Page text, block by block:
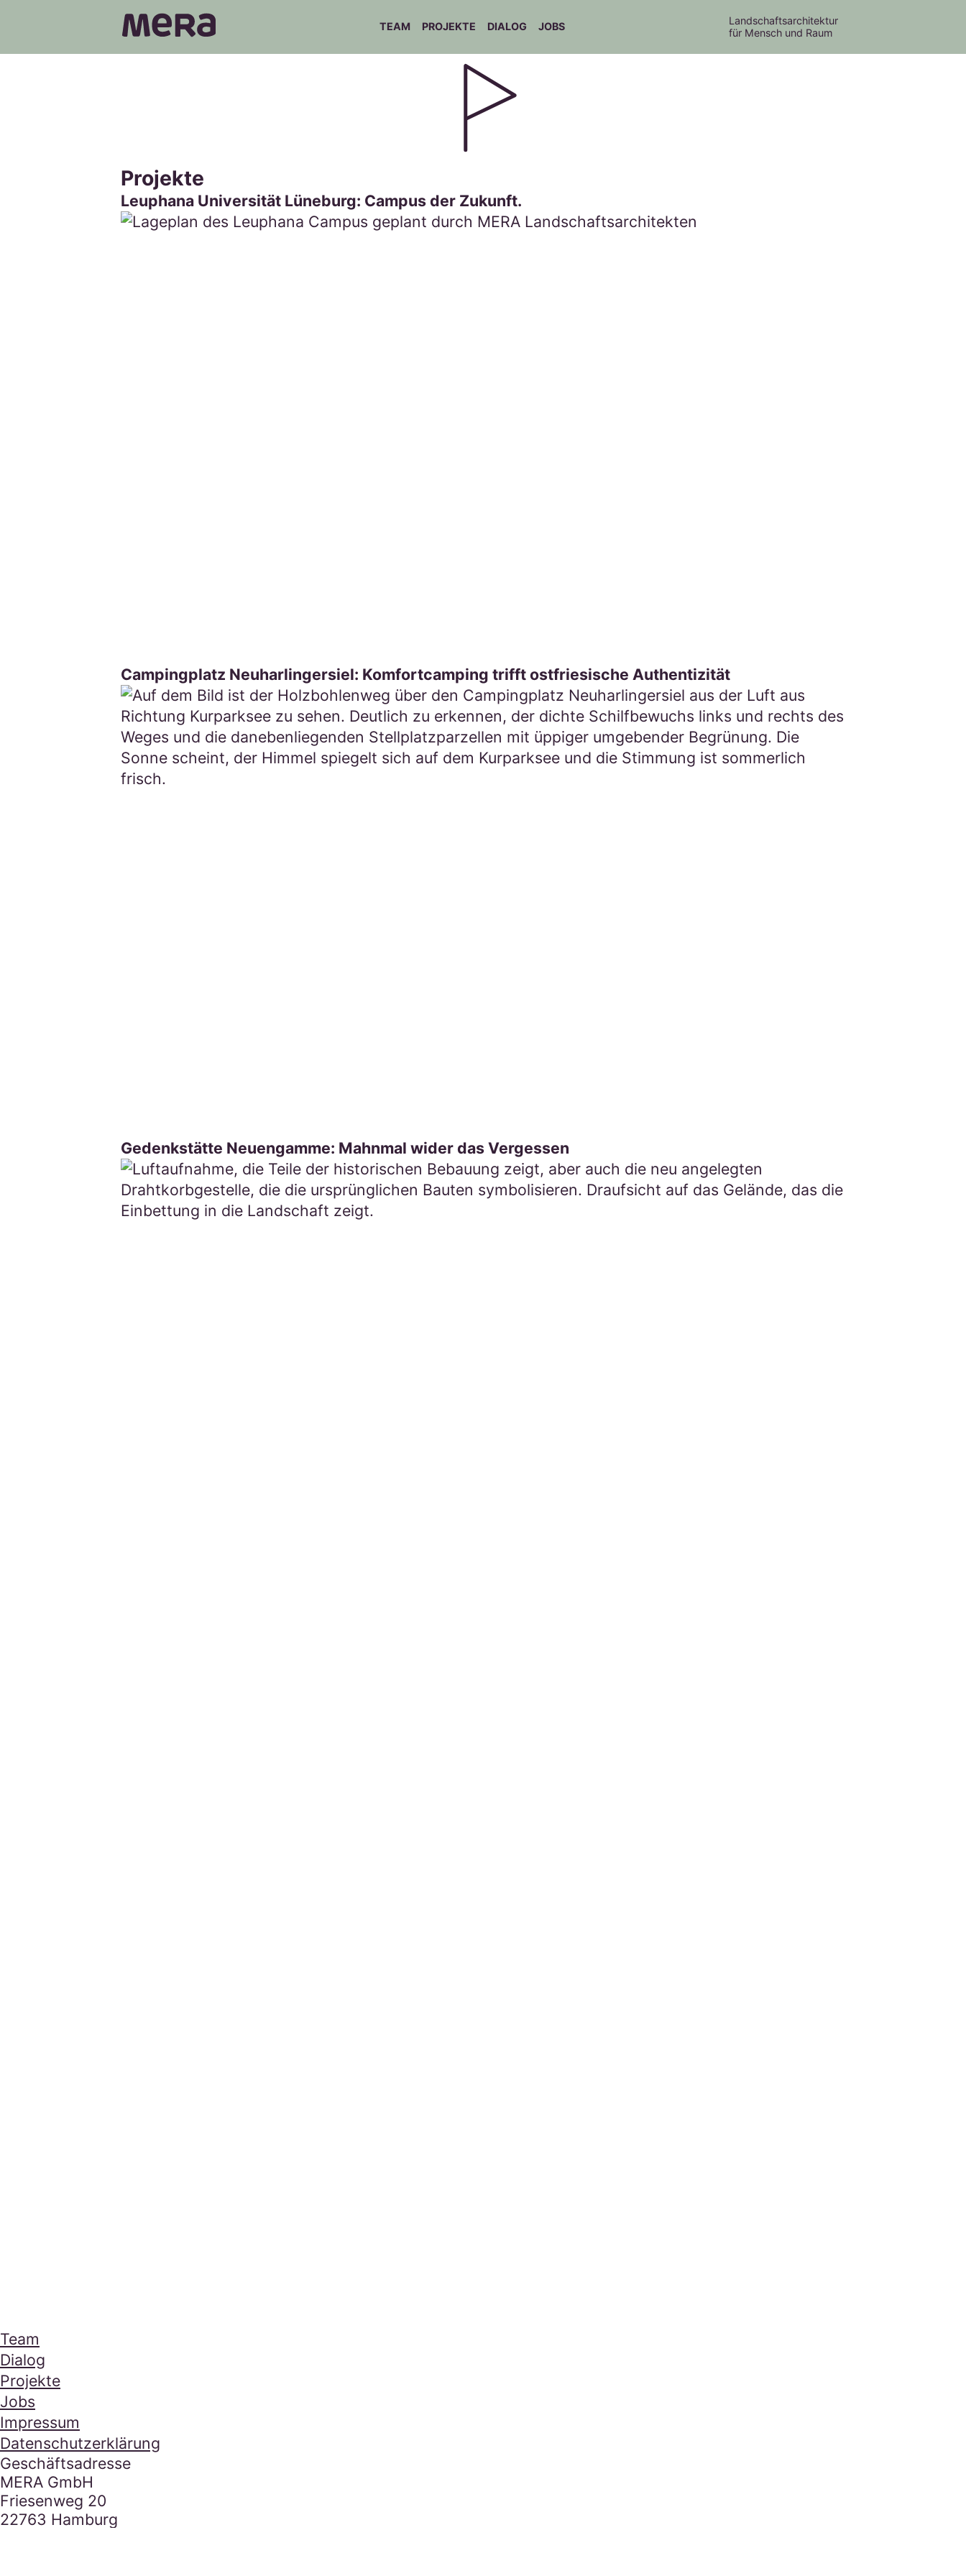
Landschaftsarchitektur
für Mensch und Raum
TEAM PROJEKTE DIALOG JOBS
Projekte
Leuphana Universität Lüneburg: Campus der Zukunft.
Campingplatz Neuharlingersiel: Komfortcamping trifft ostfriesische Authentizität
Gedenkstätte Neuengamme: Mahnmal wider das Vergessen
Mera Footer Section
Navigation
Team
Dialog
Projekte
Jobs
Impressum
Datenschutzerklärung
Kontakt
Geschäftsadresse
MERA GmbH
Friesenweg 20
22763 Hamburg